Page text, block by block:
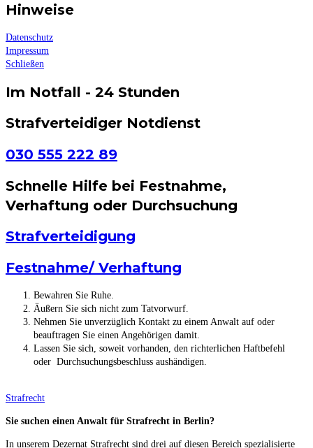
Hinweise
Datenschutz
Impressum
Schließen
Im Notfall - 24 Stunden
Strafverteidiger Notdienst
030 555 222 89
Schnelle Hilfe bei Festnahme,
Verhaftung oder Durchsuchung
Strafverteidigung
Festnahme/ Verhaftung
Bewahren Sie Ruhe.
Äußern Sie sich nicht zum Tatvorwurf.
Nehmen Sie unverzüglich Kontakt zu einem Anwalt auf oder
beauftragen Sie einen Angehörigen damit.
Lassen Sie sich, soweit vorhanden, den richterlichen Haftbefehl
oder Durchsuchungsbeschluss aushändigen.
Strafrecht
Sie suchen einen Anwalt für Strafrecht in Berlin?
In unserem Dezernat Strafrecht sind drei auf diesen Bereich spezialisierte